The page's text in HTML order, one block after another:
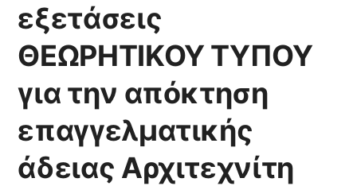
εξετάσεις
ΘΕΩΡΗΤΙΚΟΥ ΤΥΠΟΥ
για την απόκτηση
επαγγελματικής
άδειας Αρχιτεχνίτη